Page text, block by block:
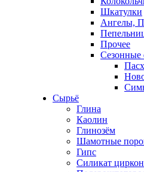
Шкатулки
Ангелы,
Прочее
Сезонные
Сырьё
Глина
Каолин
Глинозём
Шамотные
Гипс
Силикат